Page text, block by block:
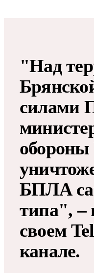
"Над
силами
БПЛА
типа", –
своем
канале.